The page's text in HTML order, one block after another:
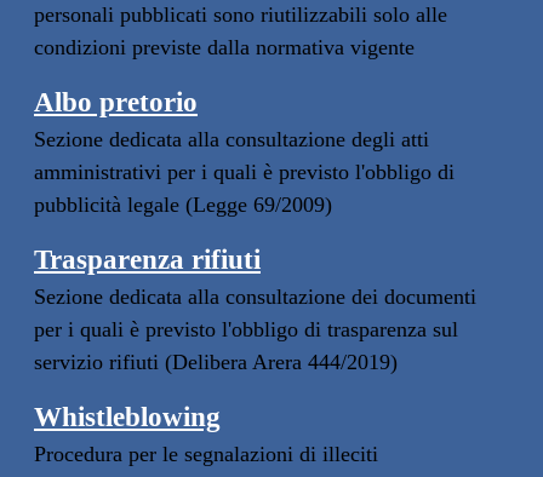
personali pubblicati sono riutilizzabili solo alle
condizioni previste dalla normativa vigente
Albo pretorio
Sezione dedicata alla consultazione degli atti
amministrativi per i quali è previsto l'obbligo di
pubblicità legale (Legge 69/2009)
Trasparenza rifiuti
Sezione dedicata alla consultazione dei documenti
per i quali è previsto l'obbligo di trasparenza sul
servizio rifiuti (Delibera Arera 444/2019)
Whistleblowing
Procedura per le segnalazioni di illeciti